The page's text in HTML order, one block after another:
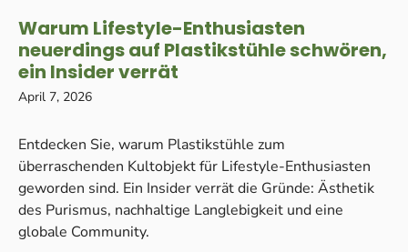
Warum Lifestyle-Enthusiasten
neuerdings auf Plastikstühle schwören,
ein Insider verrät
April 7, 2026
Entdecken Sie, warum Plastikstühle zum
überraschenden Kultobjekt für Lifestyle-Enthusiasten
geworden sind. Ein Insider verrät die Gründe: Ästhetik
des Purismus, nachhaltige Langlebigkeit und eine
globale Community.